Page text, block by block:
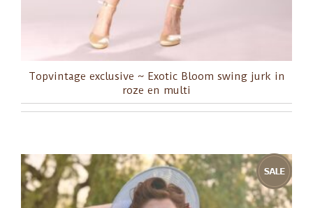
Topvintage exclusive ~ Exotic Bloom swing jurk in
roze en multi